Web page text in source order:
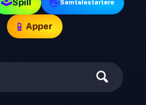
Spill Samtalestartere
📱 Apper